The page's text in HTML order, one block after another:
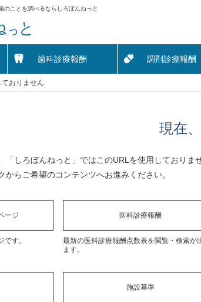
のことを調べるならしろぼんねっと
歯科診療報酬 調剤診療報酬
おりません
現在
「しろぼんねっと」ではこのURLを使用しておりませ
からご希望のコンテンツへお進みください。
ージ
です。
医科診療報酬
最新の医科診療報酬点数表を閲覧・検索が
ます。
施設基準